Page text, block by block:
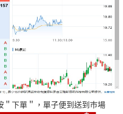
下單＂，單子便到送到巿場